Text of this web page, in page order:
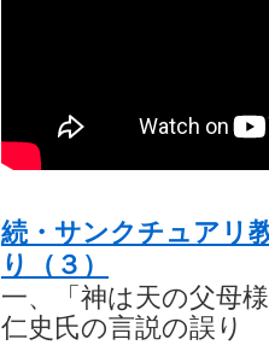
続・サンクチュアリ
り（３）
一、「神は天の父母
仁史氏の言説の誤り